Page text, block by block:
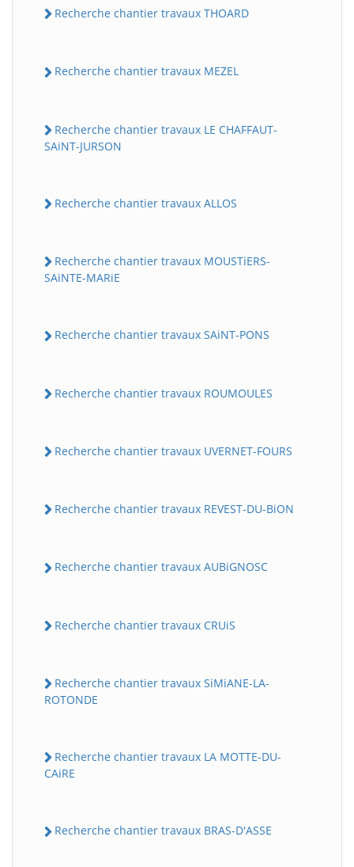
Recherche chantier travaux THOARD
Recherche chantier travaux MEZEL
Recherche chantier travaux LE CHAFFAUT-
SAiNT-JURSON
Recherche chantier travaux ALLOS
Recherche chantier travaux MOUSTiERS-
SAiNTE-MARiE
Recherche chantier travaux SAiNT-PONS
Recherche chantier travaux ROUMOULES
Recherche chantier travaux UVERNET-FOURS
Recherche chantier travaux REVEST-DU-BiON
Recherche chantier travaux AUBiGNOSC
Recherche chantier travaux CRUiS
Recherche chantier travaux SiMiANE-LA-
ROTONDE
Recherche chantier travaux LA MOTTE-DU-
CAiRE
Recherche chantier travaux BRAS-D'ASSE